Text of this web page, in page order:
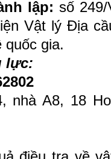
lập: số
Vật lý Địa
quốc gia.
lực:
nhàA8, 18